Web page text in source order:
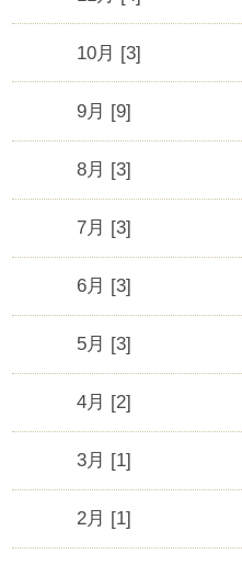
10月 [3]
9月 [9]
8月 [3]
7月 [3]
6月 [3]
5月 [3]
4月 [2]
3月 [1]
2月 [1]